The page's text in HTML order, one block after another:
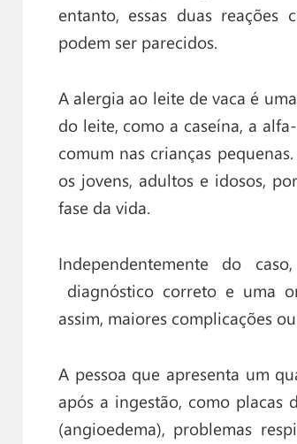
entanto, essas duas reações
podem ser parecidos.
A alergia ao leite de vaca é
do leite, como a caseína, a
comum nas crianças
os jovens, adultos e idosos,
fase da vida.
Independentemente do
diagnóstico correto e uma
assim, maiores complicações
A pessoa que apresenta um
após a ingestão, como placas
(angioedema), problemas